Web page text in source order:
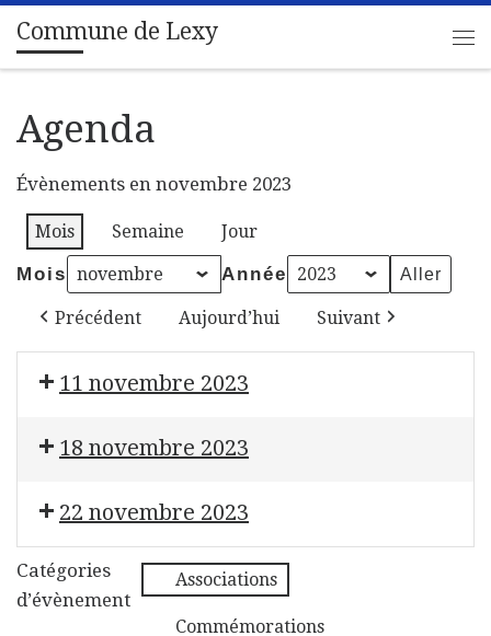
Passer au contenu
Commune de Lexy
Agenda
Évènements en novembre 2023
Mois Semaine Jour
Mois Année
Précédent Aujourd’hui Suivant
11 novembre 2023
18 novembre 2023
22 novembre 2023
Catégories
d’évènement
Associations
Commémorations